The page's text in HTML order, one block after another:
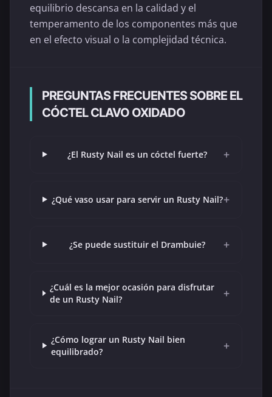
equilibrio descansa en la calidad y el
temperamento de los componentes más que
en el efecto visual o la complejidad técnica.
PREGUNTAS FRECUENTES SOBRE EL
CÓCTEL CLAVO OXIDADO
¿El Rusty Nail es un cóctel fuerte? +
¿Qué vaso usar para servir un Rusty Nail?+
¿Se puede sustituir el Drambuie? +
¿Cuál es la mejor ocasión para disfrutar
de un Rusty Nail?
+
¿Cómo lograr un Rusty Nail bien
equilibrado?
+